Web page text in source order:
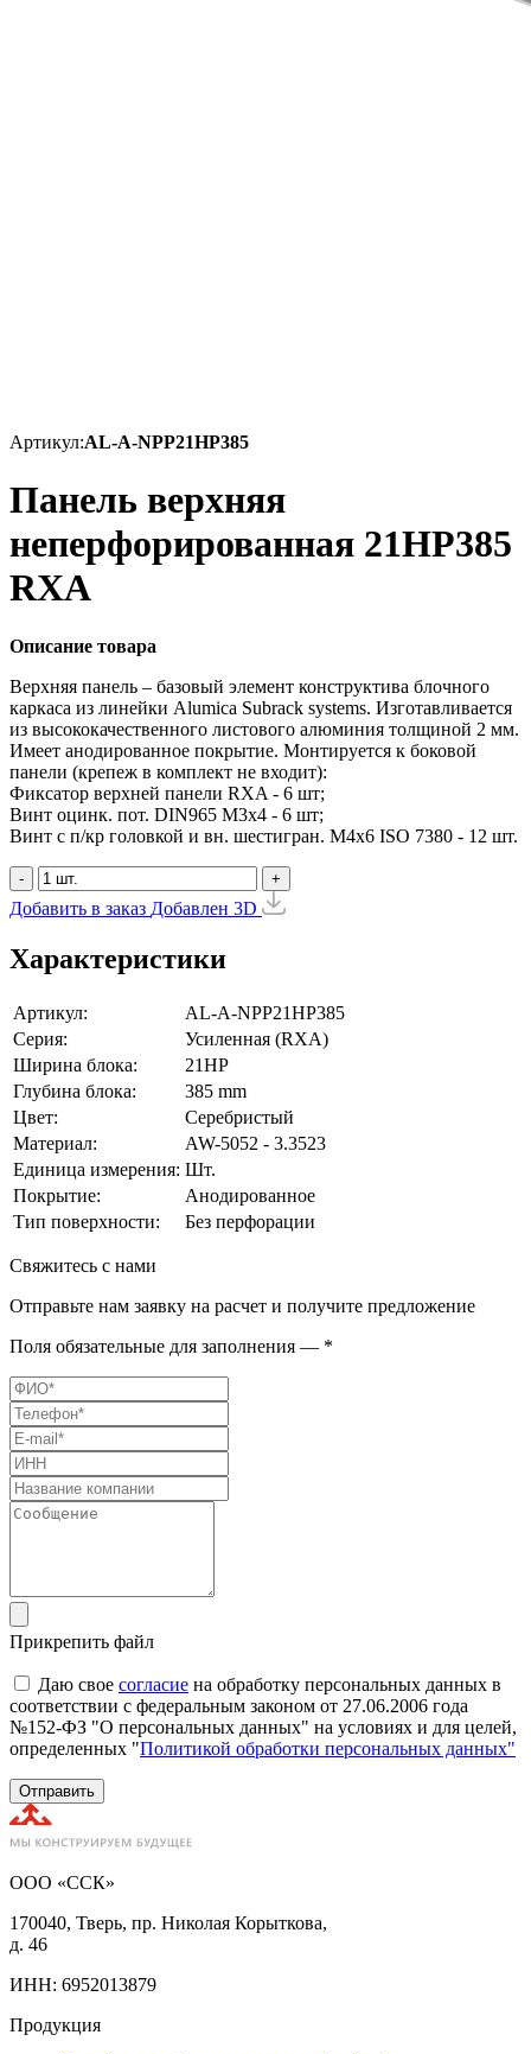
Артикул:AL-A-NPP21HP385
Панель верхняя
неперфорированная 21HP385
RXA
Описание товара
Верхняя панель – базовый элемент конструктива блочного
каркаса из линейки Alumica Subrack systems. Изготавливается
из высококачественного листового алюминия толщиной 2 мм.
Имеет анодированное покрытие. Монтируется к боковой
панели (крепеж в комплект не входит):
Фиксатор верхней панели RXA - 6 шт;
Винт оцинк. пот. DIN965 М3х4 - 6 шт;
Винт с п/кр головкой и вн. шестигран. М4x6 ISO 7380 - 12 шт.
- +
Добавить в заказ Добавлен 3D
Характеристики
Артикул:
AL-A-NPP21HP385
Серия:
Усиленная (RXA)
Ширина блока:
21HP
Глубина блока:
385 mm
Цвет:
Серебристый
Материал:
AW-5052 - 3.3523
Единица измерения: Шт.
Покрытие:
Анодированное
Тип поверхности:
Без перфорации
Свяжитесь с нами
Отправьте нам заявку на расчет и получите предложение
Поля обязательные для заполнения — *
Прикрепить файл
Даю свое согласие на обработку персональных данных в
соответствии с федеральным законом от 27.06.2006 года
№152-ФЗ "О персональных данных" на условиях и для целей,
определенных "Политикой обработки персональных данных"
Отправить
ООО «ССК»
170040, Тверь, пр. Николая Корыткова,
д. 46
ИНН: 6952013879
Продукция